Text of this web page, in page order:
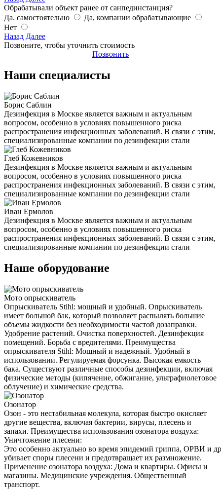
Обрабатывали объект ранее от санпединстанция?
Да. самостоятельно
Да, компании обрабатывающие
Нет
Назад Далее
Позвоните, чтобы уточнить стоимость
Позвонить
Наши специалисты
Борис Саблин
Дезинфекция в Москве является важным и актуальным
вопросом, особенно в условиях повышенного риска
распространения инфекционных заболеваний. В связи с этим,
специализированные компании по дезинфекции стали
Глеб Кожевников
Дезинфекция в Москве является важным и актуальным
вопросом, особенно в условиях повышенного риска
распространения инфекционных заболеваний. В связи с этим,
специализированные компании по дезинфекции стали
Иван Ермолов
Дезинфекция в Москве является важным и актуальным
вопросом, особенно в условиях повышенного риска
распространения инфекционных заболеваний. В связи с этим,
специализированные компании по дезинфекции стали
Наше оборудование
Мото опрыскиватель
Опрыскиватель Stihl: мощный и удобный. Опрыскиватель
имеет большой бак, который позволяет распылять большие
объемы жидкости без необходимости частой дозаправки.
Удобрение растений. Очистка поверхностей. Дезинфекция
помещений. Борьба с вредителями. Преимущества
опрыскивателя Stihl: Мощный и надежный. Удобный в
использовании. Регулируемая форсунка. Высокая емкость
бака. Существуют различные способы дезинфекции, включая
физические методы (кипячение, обжигание, ультрафиолетовое
облучение) и химические средства.
Озонатор
Озон - это нестабильная молекула, которая быстро окисляет
другие вещества, включая бактерии, вирусы, плесень и
запахи. Преимущества использования озонатора воздуха:
Уничтожение плесени:
Это особенно актуально во время эпидемий гриппа, ОРВИ и
убивает споры плесени и предотвращает их размножение.
Применение озонатора воздуха: Дома и квартиры. Офисы и
магазины. Медицинские учреждения. Общественный
транспорт.